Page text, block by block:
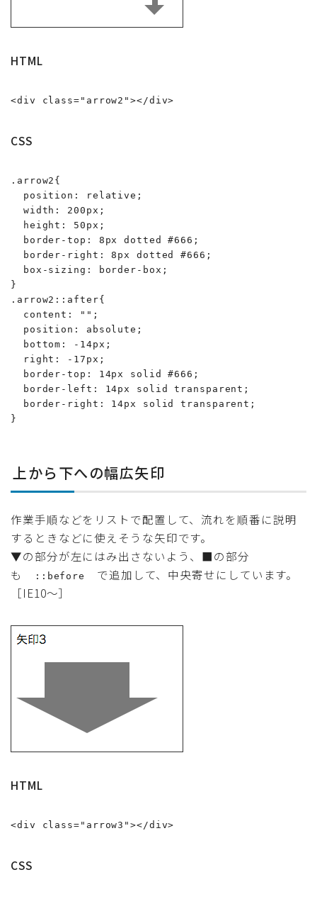
HTML
<div class="arrow2"></div>
CSS
.arrow2{
  position: relative;
  width: 200px;
  height: 50px;
  border-top: 8px dotted #666;
  border-right: 8px dotted #666;
  box-sizing: border-box;
}
.arrow2::after{
  content: "";
  position: absolute;
  bottom: -14px;
  right: -17px;
  border-top: 14px solid #666;
  border-left: 14px solid transparent;
  border-right: 14px solid transparent;
}
上から下への幅広矢印
作業手順などをリストで配置して、流れを順番に説明
するときなどに使えそうな矢印です。
▼の部分が左にはみ出さないよう、■の部分
も
::before
で追加して、中央寄せにしています。
［IE10〜］
HTML
<div class="arrow3"></div>
CSS